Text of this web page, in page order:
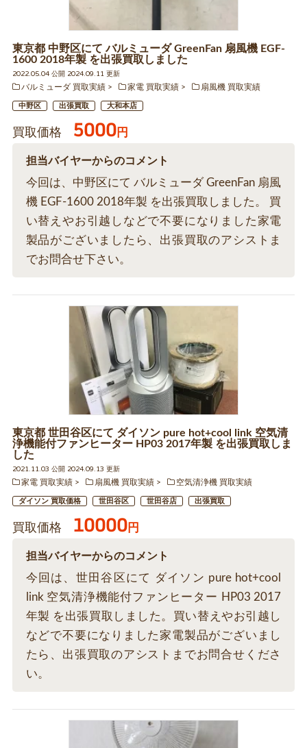
東京都 中野区にて バルミューダ GreenFan 扇風機 EGF-
1600 2018年製 を出張買取しました
2022.05.04 公開 2024.09.11 更新
バルミューダ 買取実績
家電 買取実績 扇風機 買取実績
中野区 出張買取 大和本店
買取価格 5000円
担当バイヤーからのコメント
今回は、中野区にて バルミューダ GreenFan 扇風
機 EGF-1600 2018年製 を出張買取しました。 買
い替えやお引越しなどで不要になりました家電
製品がございましたら、出張買取のアシストま
でお問合せ下さい。
東京都 世田谷区にて ダイソン pure hot+cool link 空気清
浄機能付ファンヒーター HP03 2017年製 を出張買取しま
した
2021.11.03 公開 2024.09.13 更新
家電 買取実績
扇風機 買取実績 空気清浄機 買取実績
ダイソン 買取価格 世田谷区 世田谷店 出張買取
買取価格 10000円
担当バイヤーからのコメント
今回は、世田谷区にて ダイソン pure hot+cool
link 空気清浄機能付ファンヒーター HP03 2017
年製 を出張買取しました。買い替えやお引越し
などで不要になりました家電製品がございまし
たら、出張買取のアシストまでお問合せくださ
い。